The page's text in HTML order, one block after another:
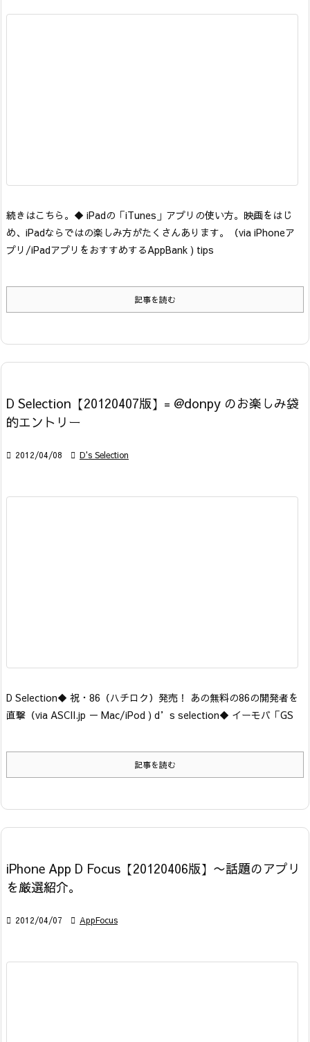
続きはこちら。 ◆ iPadの「iTunes」アプリの使い方。映画をはじ
め、iPadならではの楽しみ方がたくさんあります。
（via iPhoneア
プリ/iPadアプリをおすすめするAppBank ) tips
記事を読む
D Selection【20120407版】= @donpy のお楽しみ袋
的エントリー
 2012/04/08  D's Selection
D Selection◆ 祝・86（ハチロク）発売！ あの無料の86の開発者を
直撃 （via ASCII.jp － Mac/iPod ) d’s selection◆ イーモバ「GS
記事を読む
iPhone App D Focus【20120406版】〜話題のアプリ
を厳選紹介。
 2012/04/07  AppFocus